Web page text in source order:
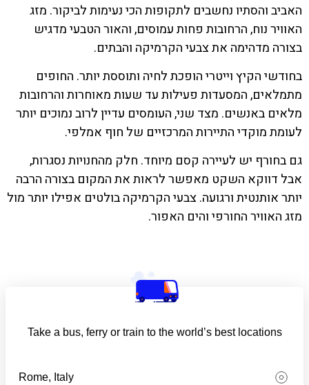
האביב והסתיו נחשבים לתקופות הכי נעימות לביקור. מזג
האוויר נוח, הרחובות פחות עמוסים, והאור הטבעי מדגיש
בצורה מדהימה את צבעי הקרמיקה והבתים.
בחודשי הקיץ וייטרי הופכת לחיה ותוססת יותר. החופים
מתמלאים, המסעדות פעילות עד שעות מאוחרות והרחובות
מלאים באנשים. מצד שני, העומסים עדיין לרוב נמוכים יותר
לעומת מוקדי התיירות המרכזיים של חוף אמלפי.
גם בחורף יש לעיירה קסם מיוחד. חלק מהחנויות נסגרות,
אבל דווקא השקט מאפשר לראות את המקום בצורה הרבה
יותר אותנטית ורגועה. צבעי הקרמיקה בולטים אפילו יותר מול
מזג האוויר החורפי והים האפור.
Take a bus, ferry or train to the world’s best locations